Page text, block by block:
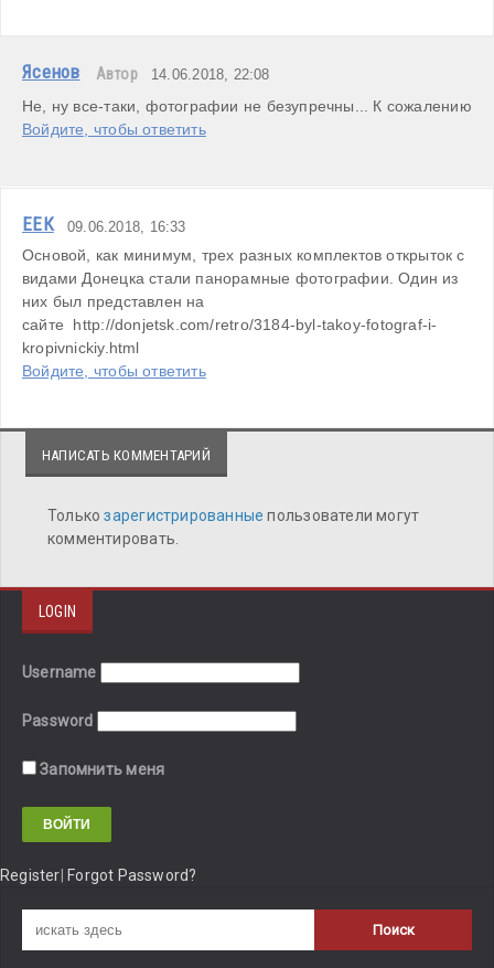
Ясенов Автор 14.06.2018, 22:08
Не, ну все-таки, фотографии не безупречны... К сожалению
Войдите, чтобы ответить
ЕЕК 09.06.2018, 16:33
Основой, как минимум, трех разных комплектов открыток с
видами Донецка стали панорамные фотографии. Один из
них был представлен на
сайте  http://donjetsk.com/retro/3184-byl-takoy-fotograf-i-
kropivnickiy.html
Войдите, чтобы ответить
НАПИСАТЬ КОММЕНТАРИЙ
Толькозарегистрированныепользователи могут
комментировать.
LOGIN
Username
Password
Запомнить меня
Register Forgot Password?